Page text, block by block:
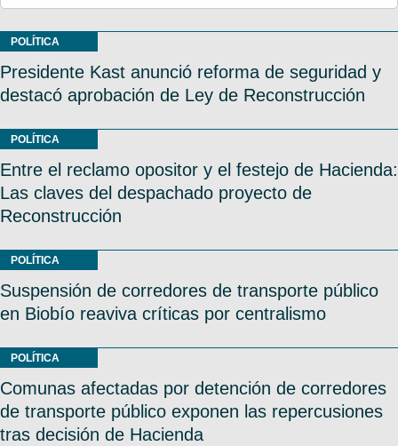
POLÍTICA
Presidente Kast anunció reforma de seguridad y
destacó aprobación de Ley de Reconstrucción
POLÍTICA
Entre el reclamo opositor y el festejo de Hacienda:
Las claves del despachado proyecto de
Reconstrucción
POLÍTICA
Suspensión de corredores de transporte público
en Biobío reaviva críticas por centralismo
POLÍTICA
Comunas afectadas por detención de corredores
de transporte público exponen las repercusiones
tras decisión de Hacienda